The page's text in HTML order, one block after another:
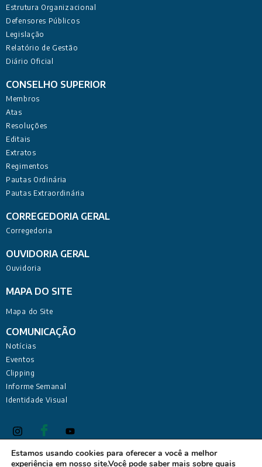
Estrutura Organizacional
Defensores Públicos
Legislação
Relatório de Gestão
Diário Oficial
CONSELHO SUPERIOR
Membros
Atas
Resoluções
Editais
Extratos
Regimentos
Pautas Ordinária
Pautas Extraordinária
CORREGEDORIA GERAL
Corregedoria
OUVIDORIA GERAL
Ouvidoria
MAPA DO SITE
Mapa do Site
COMUNICAÇÃO
Notícias
Eventos
Clipping
Informe Semanal
Identidade Visual
Estamos usando cookies para oferecer a você a melhor
experiência em nosso site.Você pode saber mais sobre quais